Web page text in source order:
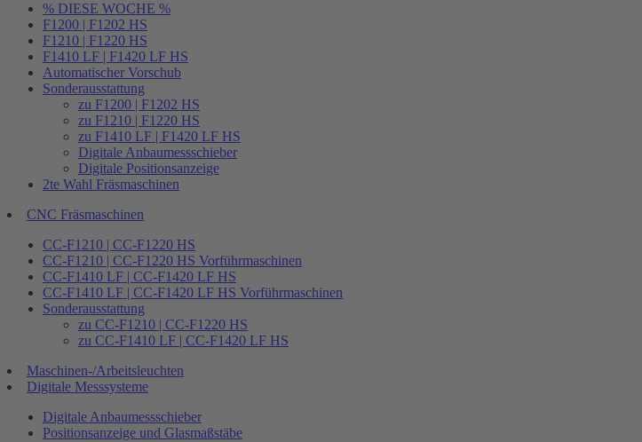
% DIESE WOCHE %
F1200 | F1202 HS
F1210 | F1220 HS
F1410 LF | F1420 LF HS
Automatischer Vorschub
Sonderausstattung
zu F1200 | F1202 HS
zu F1210 | F1220 HS
zu F1410 LF | F1420 LF HS
Digitale Anbaumessschieber
Digitale Positionsanzeige
2te Wahl Fräsmaschinen
CNC Fräsmaschinen
CC-F1210 | CC-F1220 HS
CC-F1210 | CC-F1220 HS Vorführmaschinen
CC-F1410 LF | CC-F1420 LF HS
CC-F1410 LF | CC-F1420 LF HS Vorführmaschinen
Sonderausstattung
zu CC-F1210 | CC-F1220 HS
zu CC-F1410 LF | CC-F1420 LF HS
Maschinen-/Arbeitsleuchten
Digitale Messsysteme
Digitale Anbaumessschieber
Positionsanzeige und Glasmaßstäbe